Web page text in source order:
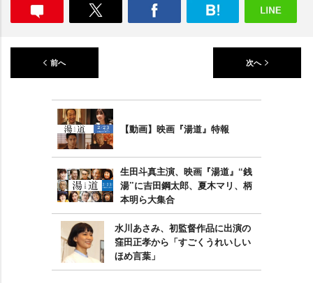
前へ 次へ
【動画】映画『湯道』特報
生田斗真主演、映画『湯道』“銭
湯”に吉田鋼太郎、夏木マリ、柄
本明ら大集合
水川あさみ、初監督作品に出演の
窪田正孝から「すごくうれいしい
ほめ言葉」